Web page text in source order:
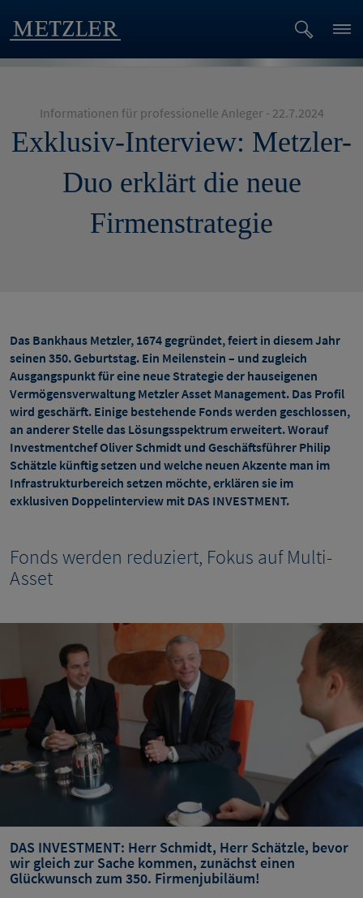
Informationen für professionelle Anleger - 22.7.2024
Exklusiv-Interview: Metzler-
Duo erklärt die neue
Firmenstrategie
Das Bankhaus Metzler, 1674 gegründet, feiert in diesem Jahr
seinen 350. Geburtstag. Ein Meilenstein – und zugleich
Ausgangspunkt für eine neue Strategie der hauseigenen
Vermögensverwaltung Metzler Asset Management. Das Profil
wird geschärft. Einige bestehende Fonds werden geschlossen,
an anderer Stelle das Lösungsspektrum erweitert. Worauf
Investmentchef Oliver Schmidt und Geschäftsführer Philip
Schätzle künftig setzen und welche neuen Akzente man im
Infrastrukturbereich setzen möchte, erklären sie im
exklusiven Doppelinterview mit DAS INVESTMENT.
Fonds werden reduziert, Fokus auf Multi-
Asset
DAS INVESTMENT: Herr Schmidt, Herr Schätzle, bevor
wir gleich zur Sache kommen, zunächst einen
Glückwunsch zum 350. Firmenjubiläum!